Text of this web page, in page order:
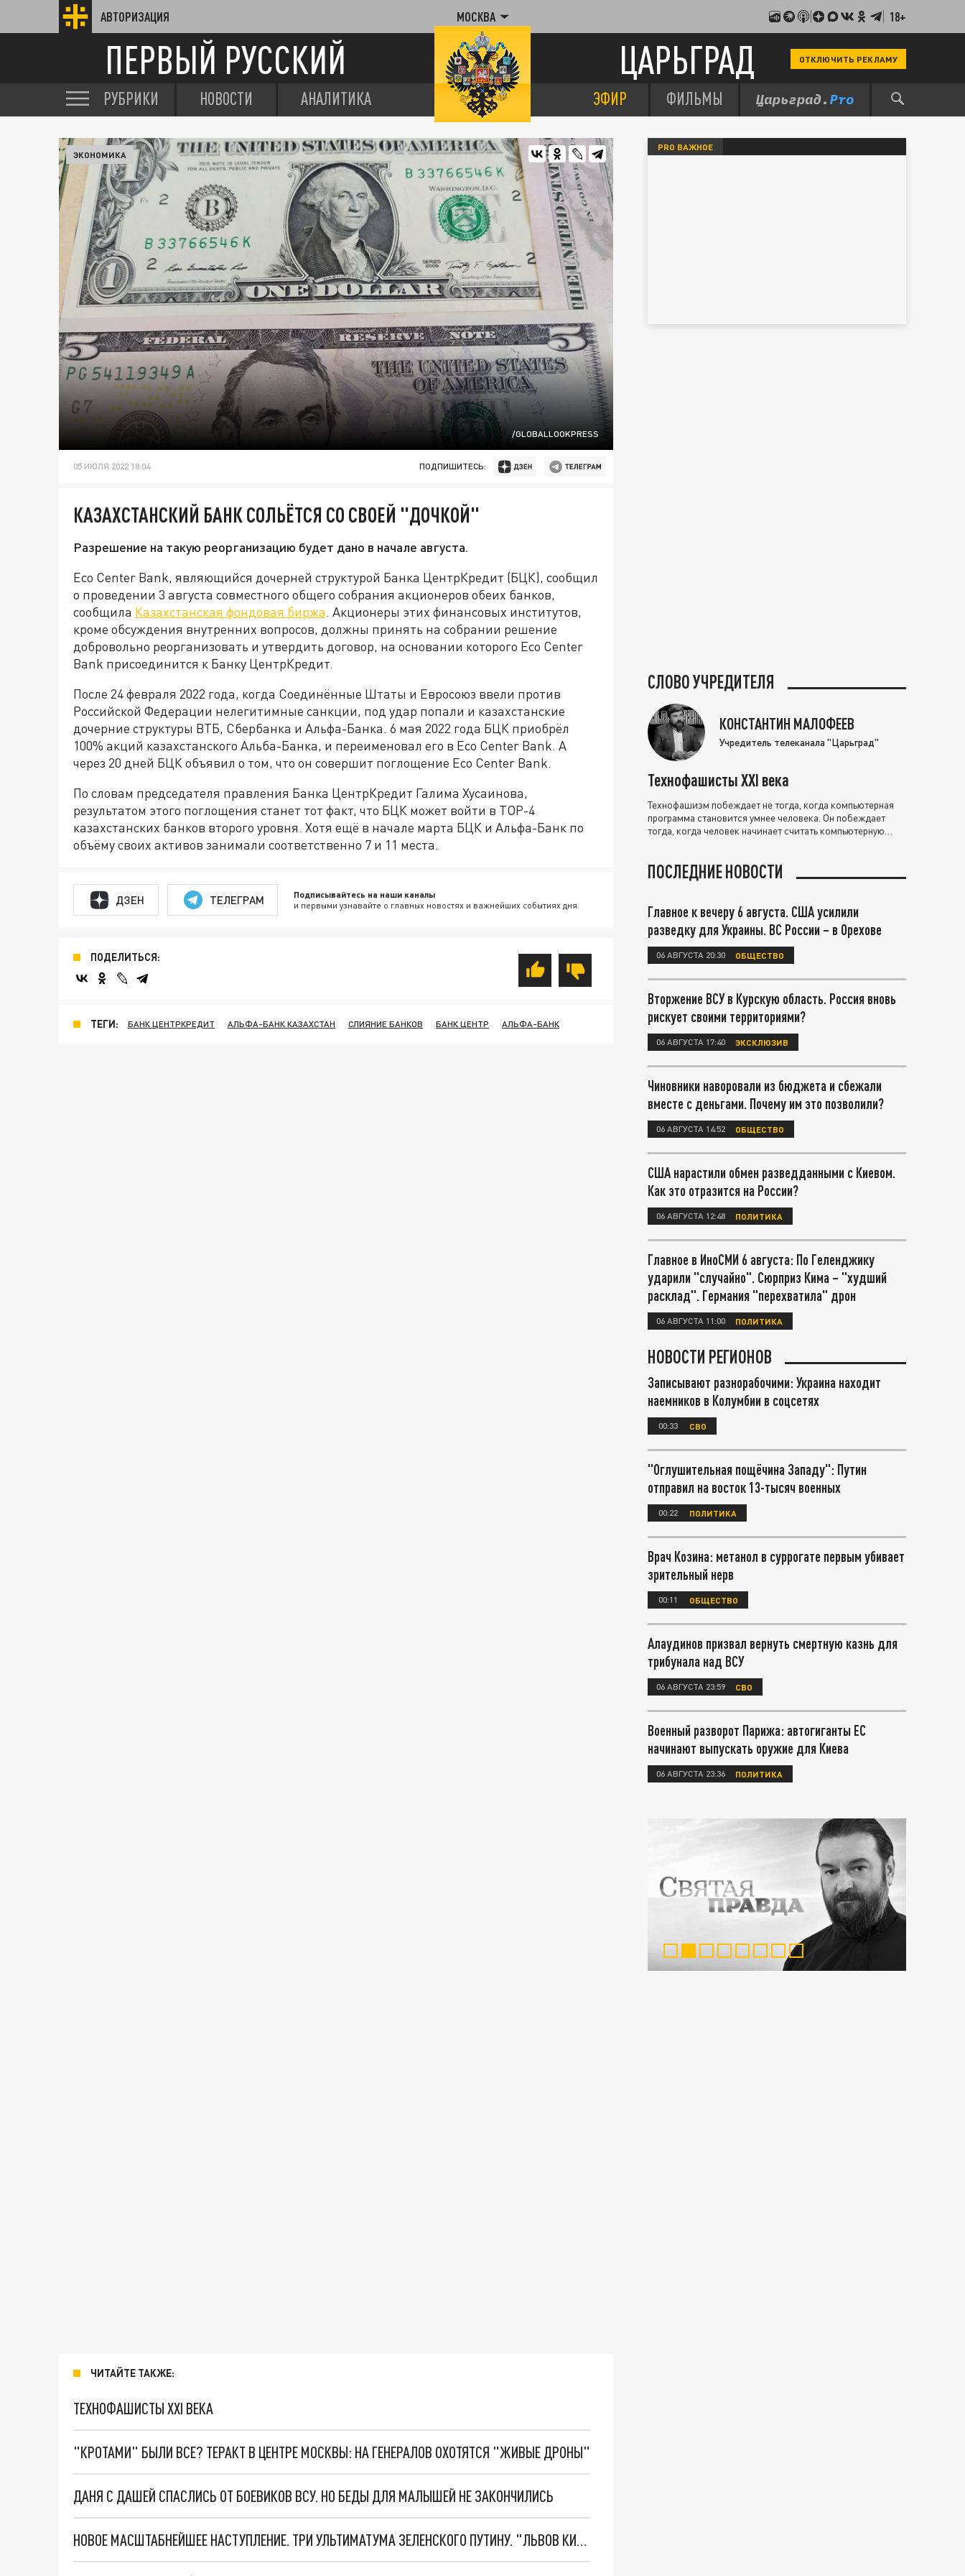
АВТОРИЗАЦИЯ МОСКВА 18+
ПЕРВЫЙ РУССКИЙ ЦАРЬГРАД ОТКЛЮЧИТЬ РЕКЛАМУ
РУБРИКИ НОВОСТИ АНАЛИТИКА ЭФИР ФИЛЬМЫ
/GLOBALLOOKPRESS
ЭКОНОМИКА
05 ИЮЛЯ 2022 18:04 ПОДПИШИТЕСЬ:
КАЗАХСТАНСКИЙ БАНК СОЛЬЁТСЯ СО СВОЕЙ "ДОЧКОЙ"
Разрешение на такую реорганизацию будет дано в начале августа.
Eco Center Bank, являющийся дочерней структурой Банка ЦентрКредит (БЦК), сообщил
о проведении 3 августа совместного общего собрания акционеров обеих банков,
сообщила Казахстанская фондовая биржа. Акционеры этих финансовых институтов,
кроме обсуждения внутренних вопросов, должны принять на собрании решение
добровольно реорганизовать и утвердить договор, на основании которого Eco Center
Bank присоединится к Банку ЦентрКредит.
После 24 февраля 2022 года, когда Соединённые Штаты и Евросоюз ввели против
Российской Федерации нелегитимные санкции, под удар попали и казахстанские
дочерние структуры ВТБ, Сбербанка и Альфа-Банка. 6 мая 2022 года БЦК приобрёл
100% акций казахстанского Альба-Банка, и переименовал его в Eco Center Bank. А
через 20 дней БЦК объявил о том, что он совершит поглощение Eco Center Bank.
По словам председателя правления Банка ЦентрКредит Галима Хусаинова,
результатом этого поглощения станет тот факт, что БЦК может войти в TOP-4
казахстанских банков второго уровня. Хотя ещё в начале марта БЦК и Альфа-Банк по
объёму своих активов занимали соответственно 7 и 11 места.
ДЗЕН ТЕЛЕГРАМ Подписывайтесь на наши каналы
и первыми узнавайте о главных новостях и важнейших событиях дня.
ПОДЕЛИТЬСЯ:
ТЕГИ: БАНК ЦЕНТРКРЕДИТ АЛЬФА-БАНК КАЗАХСТАН СЛИЯНИЕ БАНКОВ БАНК ЦЕНТР АЛЬФА-БАНК
ЧИТАЙТЕ ТАКЖЕ:
ТЕХНОФАШИСТЫ XXI ВЕКА
"КРОТАМИ" БЫЛИ ВСЕ? ТЕРАКТ В ЦЕНТРЕ МОСКВЫ: НА ГЕНЕРАЛОВ ОХОТЯТСЯ "ЖИВЫЕ ДРОНЫ"
ДАНЯ С ДАШЕЙ СПАСЛИСЬ ОТ БОЕВИКОВ ВСУ. НО БЕДЫ ДЛЯ МАЛЫШЕЙ НЕ ЗАКОНЧИЛИСЬ
НОВОЕ МАСШТАБНЕЙШЕЕ НАСТУПЛЕНИЕ. ТРИ УЛЬТИМАТУМА ЗЕЛЕНСКОГО ПУТИНУ. "ЛЬВОВ КИМА" ПОСТАВЯТ НА ПВО? ГЛОБАЛЬНЫЙ ПРОРЫВ ПОД ЗАПОРОЖЬЕМ
PRO ВАЖНОЕ
СЛОВО УЧРЕДИТЕЛЯ
КОНСТАНТИН МАЛОФЕЕВ
Учредитель телеканала "Царьград"
Технофашисты XXI века
Технофашизм побеждает не тогда, когда компьютерная
программа становится умнее человека. Он побеждает
тогда, когда человек начинает считать компьютерную
ПОСЛЕДНИЕ НОВОСТИ
Главное к вечеру 6 августа. США усилили
разведку для Украины. ВС России – в Орехове
06 АВГУСТА 20:30 ОБЩЕСТВО
Вторжение ВСУ в Курскую область. Россия вновь
рискует своими территориями?
06 АВГУСТА 17:40 ЭКСКЛЮЗИВ
Чиновники наворовали из бюджета и сбежали
вместе с деньгами. Почему им это позволили?
06 АВГУСТА 14:52 ОБЩЕСТВО
США нарастили обмен разведданными с Киевом.
Как это отразится на России?
06 АВГУСТА 12:48 ПОЛИТИКА
Главное в ИноСМИ 6 августа: По Геленджику
ударили "случайно". Сюрприз Кима – "худший
расклад". Германия "перехватила" дрон
06 АВГУСТА 11:00 ПОЛИТИКА
НОВОСТИ РЕГИОНОВ
Записывают разнорабочими: Украина находит
наемников в Колумбии в соцсетях
00:33 СВО
"Оглушительная пощёчина Западу": Путин
отправил на восток 13-тысяч военных
00:22 ПОЛИТИКА
Врач Козина: метанол в суррогате первым убивает
зрительный нерв
00:11 ОБЩЕСТВО
Алаудинов призвал вернуть смертную казнь для
трибунала над ВСУ
06 АВГУСТА 23:59 СВО
Военный разворот Парижа: автогиганты ЕС
начинают выпускать оружие для Киева
06 АВГУСТА 23:36 ПОЛИТИКА